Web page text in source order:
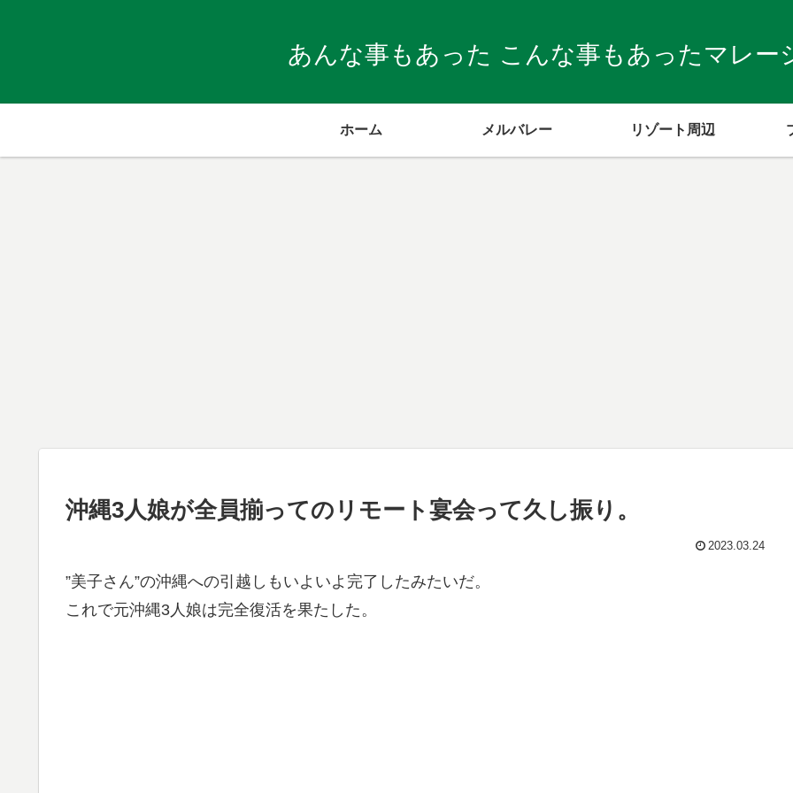
あんな事もあった こんな事もあったマレー
ホーム メルバレー リゾート周辺
沖縄3人娘が全員揃ってのリモート宴会って久し振り。
2023.03.24
”美子さん”の沖縄への引越しもいよいよ完了したみたいだ。
これで元沖縄3人娘は完全復活を果たした。